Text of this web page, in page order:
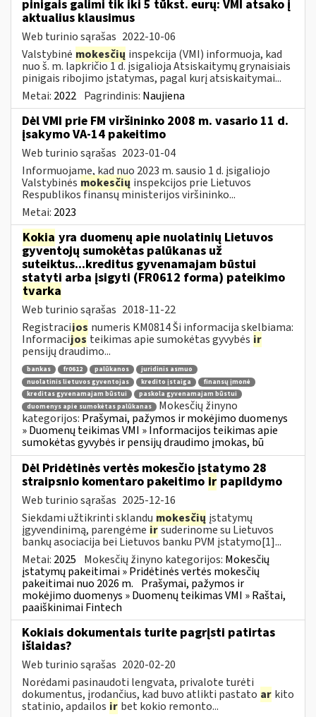
pinigais galimi tik iki 5 tūkst. eurų: VMI atsako į
aktualius klausimus
Web turinio sąrašas 2022-10-06
Valstybinė mokesčių inspekcija (VMI) informuoja, kad
nuo š. m. lapkričio 1 d. įsigalioja Atsiskaitymų grynaisiais
pinigais ribojimo įstatymas, pagal kurį atsiskaitymai...
Metai: 2022 Pagrindinis: Naujiena
Dėl VMI prie FM viršininko 2008 m. vasario 11 d.
įsakymo VA-14 pakeitimo
Web turinio sąrašas 2023-01-04
Informuojame, kad nuo 2023 m. sausio 1 d. įsigaliojo
Valstybinės mokesčių inspekcijos prie Lietuvos
Respublikos finansų ministerijos viršininko...
Metai: 2023
Kokia yra duomenų apie nuolatinių Lietuvos
gyventojų sumokėtas palūkanas už
suteiktus...kreditus gyvenamajam būstui
statyti arba įsigyti (FR0612 forma) pateikimo
tvarka
Web turinio sąrašas 2018-11-22
Registracijos numeris KM0814 Ši informacija skelbiama:
Informacijosteikimas apie sumokėtas gyvybės ir
pensijų draudimo...
bankas fr0612 palūkanos
juridinis asmuo
nuolatinis lietuvos gyventojas
kredito įstaiga
finansų įmonė
kreditas gyvenamajam būstui
paskola gyvenamajam būstui
duomenys apie sumokėtas palūkanas
Mokesčių žinyno
kategorijos: Prašymai, pažymos ir mokėjimo duomenys
» Duomenų teikimas VMI » Informacijos teikimas apie
sumokėtas gyvybės ir pensijų draudimo įmokas, bū
Dėl Pridėtinės vertės mokesčio įstatymo 28
straipsnio komentaro pakeitimo ir papildymo
Web turinio sąrašas 2025-12-16
Siekdami užtikrinti sklandų mokesčių įstatymų
įgyvendinimą, parengėme irsuderinome su Lietuvos
bankų asociacija bei Lietuvos banku PVM įstatymo[1]...
Metai: 2025 Mokesčių žinyno kategorijos: Mokesčių
įstatymų pakeitimai » Pridėtinės vertės mokesčių
pakeitimai nuo 2026 m. Prašymai, pažymos ir
mokėjimo duomenys » Duomenų teikimas VMI » Raštai,
paaiškinimai Fintech
Kokiais dokumentais turite pagrįsti patirtas
išlaidas?
Web turinio sąrašas 2020-02-20
Norėdami pasinaudoti lengvata, privalote turėti
dokumentus, įrodančius, kad buvo atlikti pastato ar kito
statinio, apdailos ir bet kokio remonto...